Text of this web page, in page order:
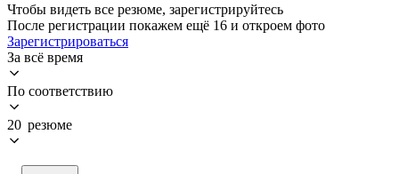
Чтобы видеть все резюме, зарегистрируйтесь
После регистрации покажем ещё 16 и откроем фото
Зарегистрироваться
За всё время
По соответствию
20 резюме